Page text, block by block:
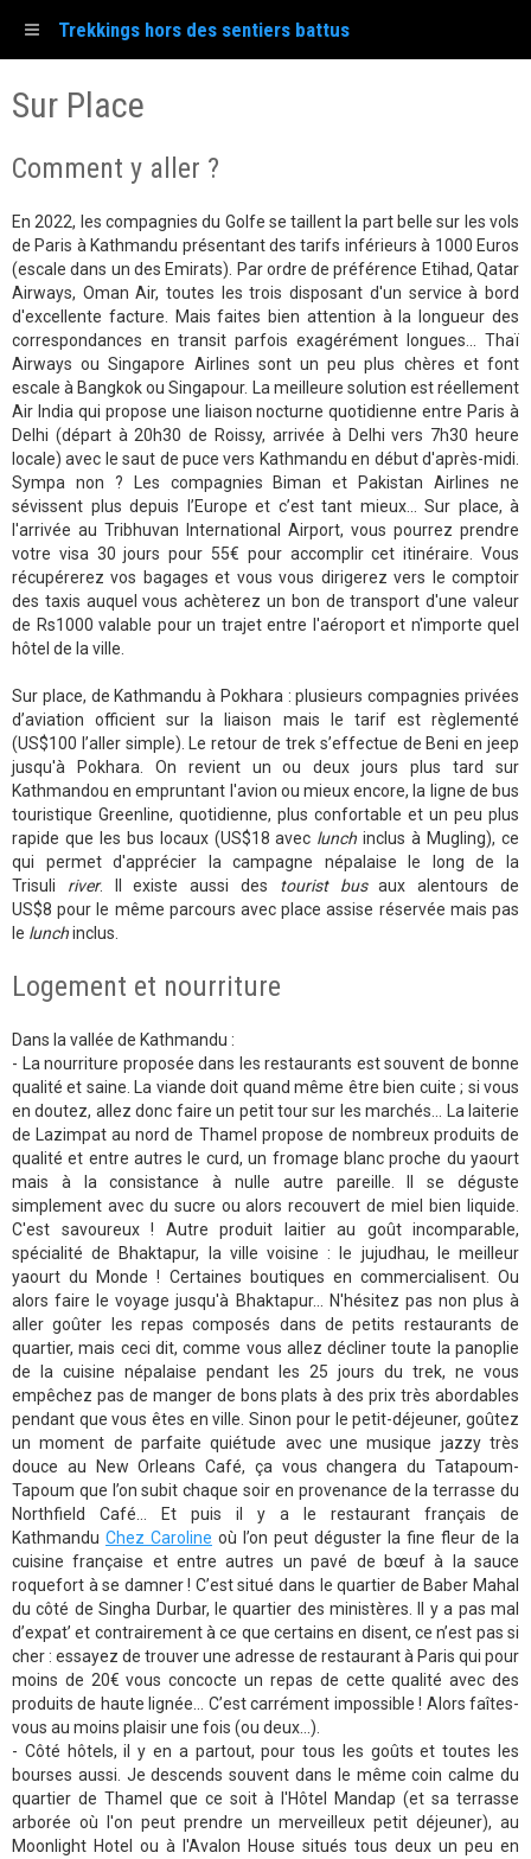
Trekkings hors des sentiers battus
Sur Place
Comment y aller ?
En 2022, les compagnies du Golfe se taillent la part belle sur les vols
de Paris à Kathmandu présentant des tarifs inférieurs à 1000 Euros
(escale dans un des Emirats). Par ordre de préférence Etihad, Qatar
Airways, Oman Air, toutes les trois disposant d'un service à bord
d'excellente facture. Mais faites bien attention à la longueur des
correspondances en transit parfois exagérément longues... Thaï
Airways ou Singapore Airlines sont un peu plus chères et font
escale à Bangkok ou Singapour. La meilleure solution est réellement
Air India qui propose une liaison nocturne quotidienne entre Paris à
Delhi (départ à 20h30 de Roissy, arrivée à Delhi vers 7h30 heure
locale) avec le saut de puce vers Kathmandu en début d'après-midi.
Sympa non ? Les compagnies Biman et Pakistan Airlines ne
sévissent plus depuis l’Europe et c’est tant mieux... Sur place, à
l'arrivée au Tribhuvan International Airport, vous pourrez prendre
votre visa 30 jours pour 55€ pour accomplir cet itinéraire. Vous
récupérerez vos bagages et vous vous dirigerez vers le comptoir
des taxis auquel vous achèterez un bon de transport d'une valeur
de Rs1000 valable pour un trajet entre l'aéroport et n'importe quel
hôtel de la ville.
Sur place, de Kathmandu à Pokhara : plusieurs compagnies privées
d’aviation officient sur la liaison mais le tarif est règlementé
(US$100 l’aller simple). Le retour de trek s’effectue de Beni en jeep
jusqu'à Pokhara. On revient un ou deux jours plus tard sur
Kathmandou en empruntant l'avion ou mieux encore, la ligne de bus
touristique Greenline, quotidienne, plus confortable et un peu plus
rapide que les bus locaux (US$18 avec lunchinclus à Mugling), ce
qui permet d'apprécier la campagne népalaise le long de la
Trisuli river. Il existe aussi des tourist busaux alentours de
US$8 pour le même parcours avec place assise réservée mais pas
le lunchinclus.
Logement et nourriture
Dans la vallée de Kathmandu :
- La nourriture proposée dans les restaurants est souvent de bonne
qualité et saine. La viande doit quand même être bien cuite ; si vous
en doutez, allez donc faire un petit tour sur les marchés... La laiterie
de Lazimpat au nord de Thamel propose de nombreux produits de
qualité et entre autres le curd, un fromage blanc proche du yaourt
mais à la consistance à nulle autre pareille. Il se déguste
simplement avec du sucre ou alors recouvert de miel bien liquide.
C'est savoureux ! Autre produit laitier au goût incomparable,
spécialité de Bhaktapur, la ville voisine : le jujudhau, le meilleur
yaourt du Monde ! Certaines boutiques en commercialisent. Ou
alors faire le voyage jusqu'à Bhaktapur... N'hésitez pas non plus à
aller goûter les repas composés dans de petits restaurants de
quartier, mais ceci dit, comme vous allez décliner toute la panoplie
de la cuisine népalaise pendant les 25 jours du trek, ne vous
empêchez pas de manger de bons plats à des prix très abordables
pendant que vous êtes en ville. Sinon pour le petit-déjeuner, goûtez
un moment de parfaite quiétude avec une musique jazzy très
douce au New Orleans Café, ça vous changera du Tatapoum-
Tapoum que l’on subit chaque soir en provenance de la terrasse du
Northfield Café… Et puis il y a le restaurant français de
Kathmandu Chez Caroline où l’on peut déguster la fine fleur de la
cuisine française et entre autres un pavé de bœuf à la sauce
roquefort à se damner ! C’est situé dans le quartier de Baber Mahal
du côté de Singha Durbar, le quartier des ministères. Il y a pas mal
d’expat’ et contrairement à ce que certains en disent, ce n’est pas si
cher : essayez de trouver une adresse de restaurant à Paris qui pour
moins de 20€ vous concocte un repas de cette qualité avec des
produits de haute lignée… C’est carrément impossible ! Alors faîtes-
vous au moins plaisir une fois (ou deux…).
- Côté hôtels, il y en a partout, pour tous les goûts et toutes les
bourses aussi. Je descends souvent dans le même coin calme du
quartier de Thamel que ce soit à l'Hôtel Mandap (et sa terrasse
arborée où l'on peut prendre un merveilleux petit déjeuner), au
Moonlight Hotel ou à l'Avalon House situés tous deux un peu en